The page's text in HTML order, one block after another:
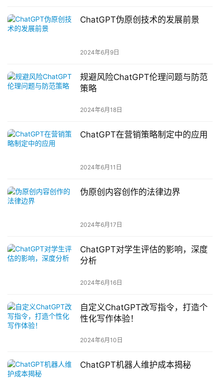
ChatGPT伪原创技术的发展前景
2024年6月9日
规避风险ChatGPT伦理问题与防范
策略
2024年6月18日
ChatGPT在营销策略制定中的应用
2024年6月11日
伪原创内容创作的法律边界
2024年6月17日
ChatGPT对学生评估的影响，深度
分析
2024年6月16日
自定义ChatGPT改写指令，打造个
性化写作体验！
2024年6月10日
ChatGPT机器人维护成本揭秘